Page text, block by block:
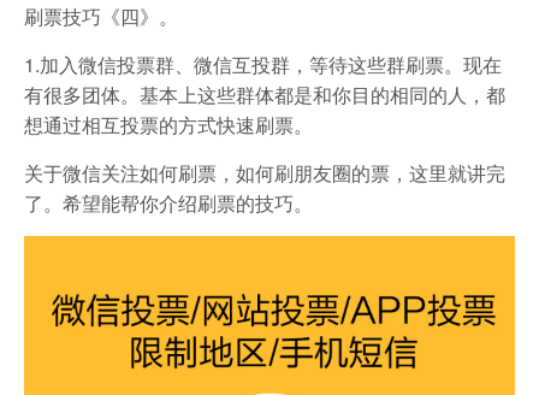
刷票技巧《四》。
1.加入微信投票群、微信互投群，等待这些群刷票。现在
有很多团体。基本上这些群体都是和你目的相同的人，都
想通过相互投票的方式快速刷票。
关于微信关注如何刷票，如何刷朋友圈的票，这里就讲完
了。希望能帮你介绍刷票的技巧。